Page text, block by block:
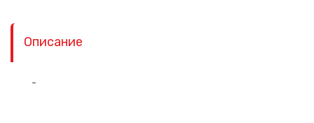
Описание
-